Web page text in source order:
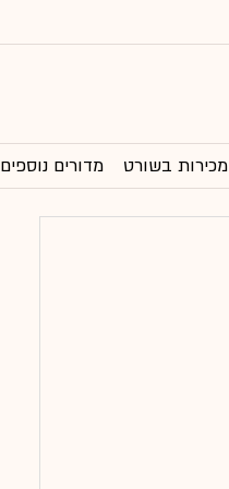
מכירות בשורט מדורים נוספים